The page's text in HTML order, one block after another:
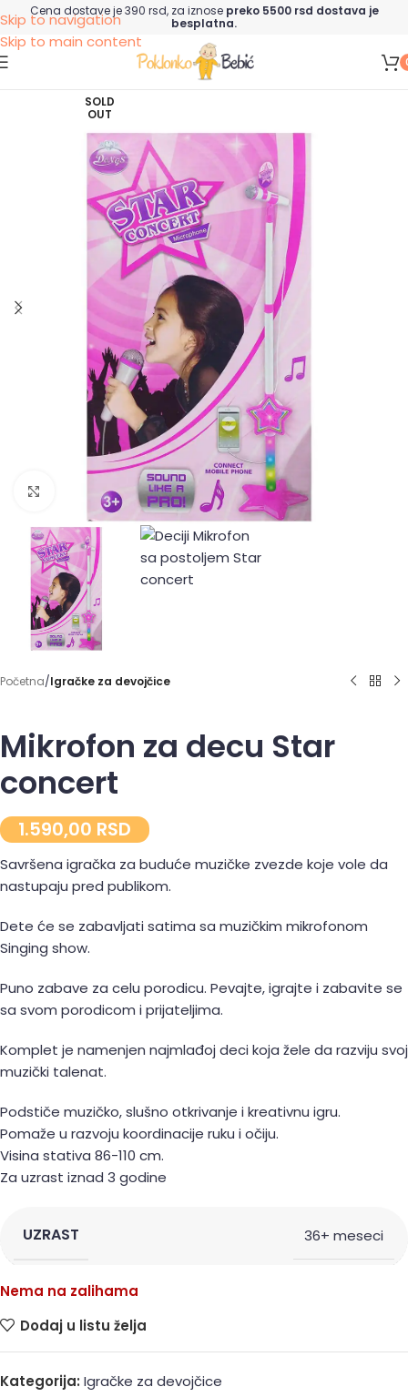
Skip to navigation
Skip to main content
Cena dostave je 390 rsd, za iznose preko 5500 rsd dostava je
besplatna.
SOLD
OUT
Click to enlarge
Početna Igračke za devojčice
Mikrofon za decu Star
concert
1.590,00 RSD
Savršena igračka za buduće muzičke zvezde koje vole da
nastupaju pred publikom.
Dete će se zabavljati satima sa muzičkim mikrofonom
Singing show.
Puno zabave za celu porodicu. Pevajte, igrajte i zabavite se
sa svom porodicom i prijateljima.
Komplet je namenjen najmlađoj deci koja žele da razviju svoj
muzički talenat.
Podstiče muzičko, slušno otkrivanje i kreativnu igru.
Pomaže u razvoju koordinacije ruku i očiju.
Visina stativa 86-110 cm.
Za uzrast iznad 3 godine
UZRAST 36+ meseci
Nema na zalihama
Dodaj u listu želja
Kategorija: Igračke za devojčice